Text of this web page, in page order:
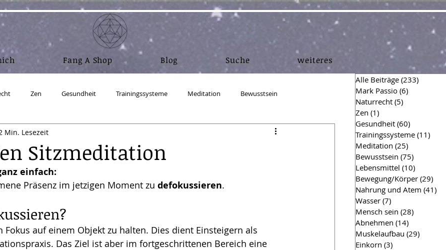
Fang A Shop Blog Suche weiteres
Zen Gesundheit Trainingssysteme Meditation Bewusstsein
Nahrung und Atem Muskelaufbau
Realität
- Ubuntu Studio
Sitzmeditation
Min. Lesezeit
einfach:
Präsenz im jetzigen Moment zu defokussieren.
Fokus auf einem Objekt zu halten. Dies dient Einsteigern als
Das Ziel ist aber im fortgeschrittenen Bereich eine
Alle Beiträge (233)
Mark Passio (6)
Naturrecht (5)
Zen (1)
Gesundheit (60)
Trainingssysteme (11)
Meditation (25)
Bewusstsein (75)
Lebensmittel (10)
Bewegung/Körper (29)
Nahrung und Atem (41)
Wasser (7)
Mensch sein (28)
Abnehmen (14)
Muskelaufbau (29)
Einkorn (3)